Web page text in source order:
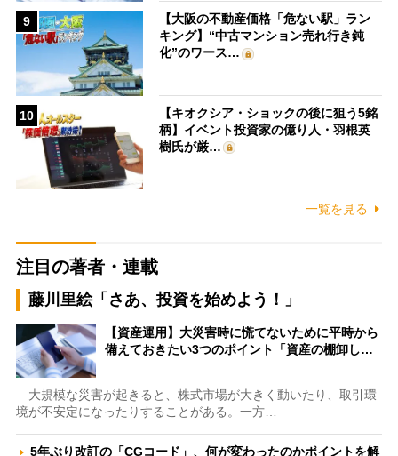
9
【大阪の不動産価格「危ない駅」ラン
キング】“中古マンション売れ行き鈍
化”のワース…
10
【キオクシア・ショックの後に狙う5銘
柄】イベント投資家の億り人・羽根英
樹氏が厳…
一覧を見る
注目の著者・連載
藤川里絵「さあ、投資を始めよう！」
【資産運用】大災害時に慌てないために平時から
備えておきたい3つのポイント「資産の棚卸し…
大規模な災害が起きると、株式市場が大きく動いたり、取引環
境が不安定になったりすることがある。一方…
5年ぶり改訂の「CGコード」、何が変わったのかポイントを解